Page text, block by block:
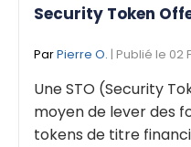
Security Token
ParPierre O. | Publié le 02
Une STO (Security
moyen de lever des
tokens de titre